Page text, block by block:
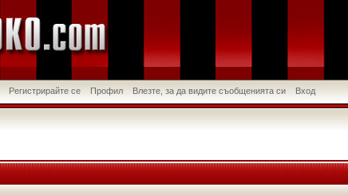
Регистрирайте се Профил Влезте, за да видите съобщенията си Вход